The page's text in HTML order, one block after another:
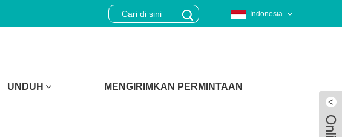
Indonesia
UNDUH MENGIRIMKAN PERMINTAAN